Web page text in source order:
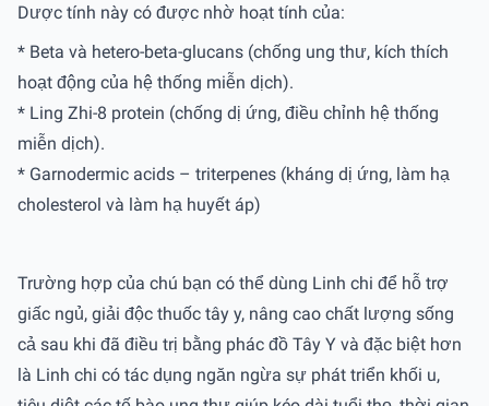
Dược tính này có được nhờ hoạt tính của:
* Beta và hetero-beta-glucans (chống ung thư, kích thích
hoạt động của hệ thống miễn dịch).
* Ling Zhi-8 protein (chống dị ứng, điều chỉnh hệ thống
miễn dịch).
* Garnodermic acids – triterpenes (kháng dị ứng, làm hạ
cholesterol và làm hạ huyết áp)
Trường hợp của chú bạn có thể dùng Linh chi để hỗ trợ
giấc ngủ, giải độc thuốc tây y, nâng cao chất lượng sống
cả sau khi đã điều trị bằng phác đồ Tây Y và đặc biệt hơn
là Linh chi có tác dụng ngăn ngừa sự phát triển khối u,